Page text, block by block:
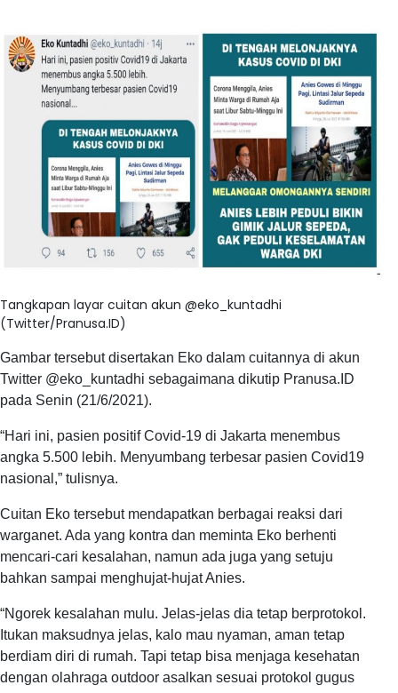
Tangkapan layar cuitan akun @eko_kuntadhi
(Twitter/Pranusa.ID)
Gambar tersebut disertakan Eko dalam cuitannya di akun
Twitter @eko_kuntadhi sebagaimana dikutip Pranusa.ID
pada Senin (21/6/2021).
“Hari ini, pasien positif Covid-19 di Jakarta menembus
angka 5.500 lebih. Menyumbang terbesar pasien Covid19
nasional,” tulisnya.
Cuitan Eko tersebut mendapatkan berbagai reaksi dari
warganet. Ada yang kontra dan meminta Eko berhenti
mencari-cari kesalahan, namun ada juga yang setuju
bahkan sampai menghujat-hujat Anies.
“Ngorek kesalahan mulu. Jelas-jelas dia tetap berprotokol.
Itukan maksudnya jelas, kalo mau nyaman, aman tetap
berdiam diri di rumah. Tapi tetap bisa menjaga kesehatan
dengan olahraga outdoor asalkan sesuai protokol gugus